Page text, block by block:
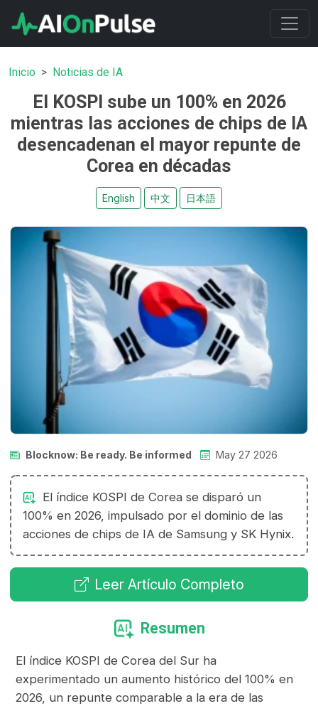
Inicio Noticias de IA
El KOSPI sube un 100% en 2026
mientras las acciones de chips de IA
desencadenan el mayor repunte de
Corea en décadas
English 中文 日本語
Blocknow: Be ready. Be informed May 27 2026
El índice KOSPI de Corea se disparó un
100% en 2026, impulsado por el dominio de las
acciones de chips de IA de Samsung y SK Hynix.
Leer Artículo Completo
Resumen
El índice KOSPI de Corea del Sur ha
experimentado un aumento histórico del 100% en
2026, un repunte comparable a la era de las